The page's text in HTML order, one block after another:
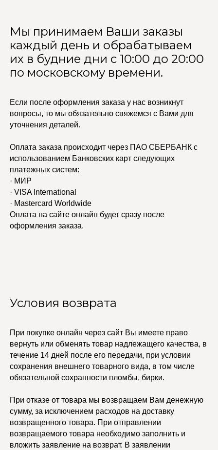
Мы принимаем Ваши заказы
каждый день и обрабатываем
их в будние дни с 10:00 до 20:00
по московскому времени.
Если после оформления заказа у нас возникнут
вопросы, то мы обязательно свяжемся с Вами для
уточнения деталей.
Оплата заказа происходит через ПАО СБЕРБАНК с
использованием Банковских карт следующих
платежных систем:
· МИР
· VISA International
· Mastercard Worldwide
Оплата на сайте онлайн будет сразу после
оформления заказа.
Условия возврата
При покупке онлайн через сайт Вы имеете право
вернуть или обменять товар надлежащего качества, в
течение 14 дней после его передачи, при условии
сохранения внешнего товарного вида, в том числе
обязательной сохранности пломбы, бирки.
При отказе от товара мы возвращаем Вам денежную
сумму, за исключением расходов на доставку
возвращенного товара. При отправлении
возвращаемого товара необходимо заполнить и
вложить заявление на возврат. В заявлении
УЧАСТВУЙТЕ В НАШЕЙ
СИСТЕМЕ ЛОЯЛЬНОСТИ
КАТАЛОГ
Бодичейны
УСЛУГИ
Стилист на связи
ПОКУПАТЕЛЯМ
Браслеты
Колье
Каффы
Изделия на заказ
Регистрация